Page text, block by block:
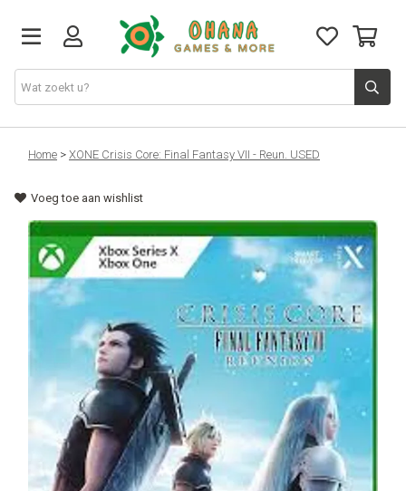
TCG
Merch
Funko
PlayStation
Nintendo
Used
Home > XONE Crisis Core: Final Fantasy VII - Reun. USED
Voeg toe aan wishlist